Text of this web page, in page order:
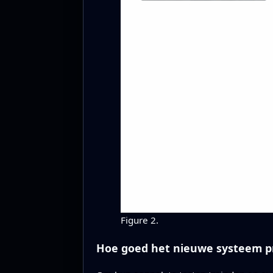
Figure 2.
Hoe goed het nieuwe systeem